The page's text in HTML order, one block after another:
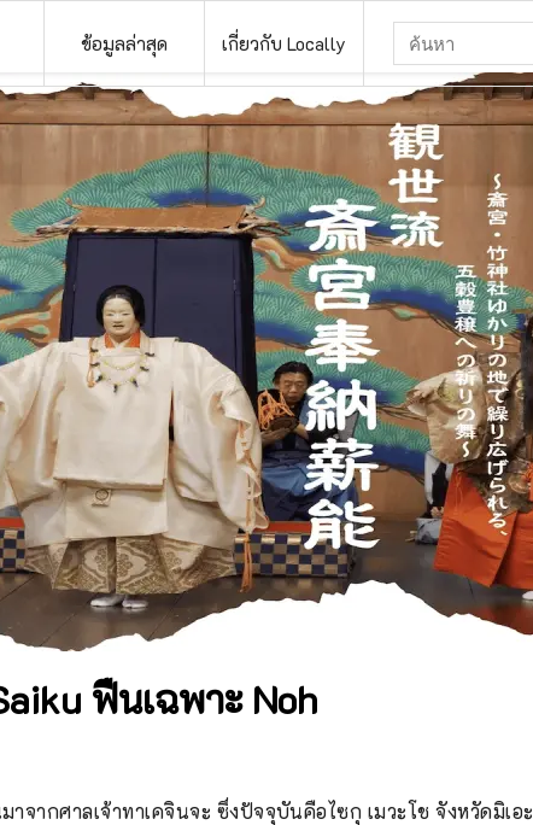
ข้อมูลล่าสุด เกี่ยวกับ Locally
ฟืนเฉพาะ Noh
จากศาลเจ้าทาเคจินจะ ซึ่งปัจจุบันคือไซกุ เมวะโช จังหวัดมิเอะ